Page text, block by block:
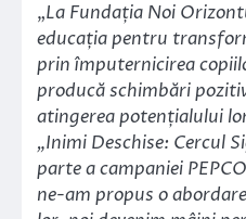
„La Fundația Noi
educația pentru
prin împuternicirea
producă schimbări
atingerea potențialului
„Inimi Deschise: Cercul
parte a campaniei
ne-am propus o